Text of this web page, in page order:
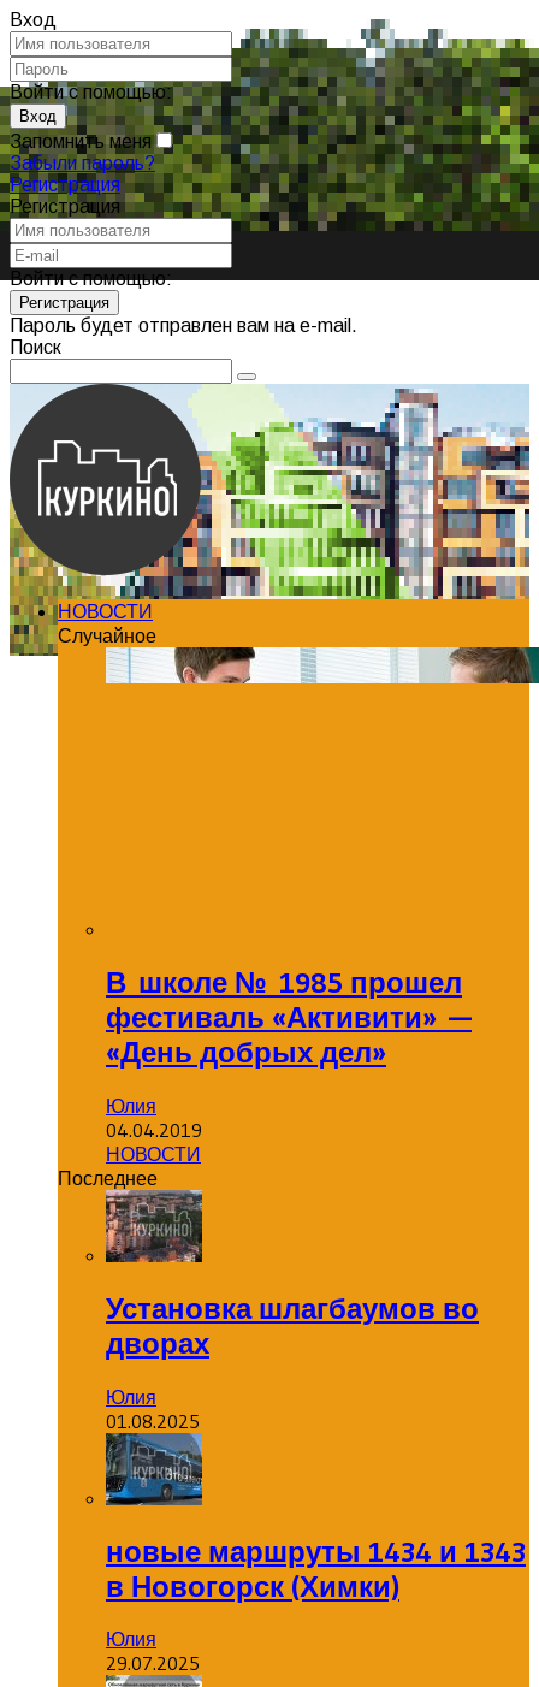
Вход
Войти с помощью:
Запомнить меня
Забыли пароль?
Регистрация
Регистрация
Войти с помощью:
Пароль будет отправлен вам на e-mail.
Поиск
НОВОСТИ
Случайное
В школе № 1985 прошел
фестиваль «Активити» —
«День добрых дел»
Юлия
04.04.2019
НОВОСТИ
Последнее
Установка шлагбаумов во
дворах
Юлия
01.08.2025
новые маршруты 1434 и 1343
в Новогорск (Химки)
Юлия
29.07.2025